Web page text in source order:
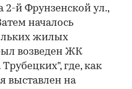
2-й Фрунзенской ул.,
началось
жилых
возведен ЖК
где, как
выставлен на